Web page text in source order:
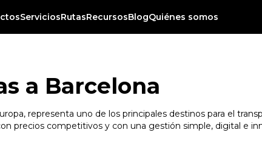
ServiciosRutasRecursosBlogQuiénes somos
a Barcelona
representa uno de los principales destinos para el
precios competitivos y con una gestión simple, digital e